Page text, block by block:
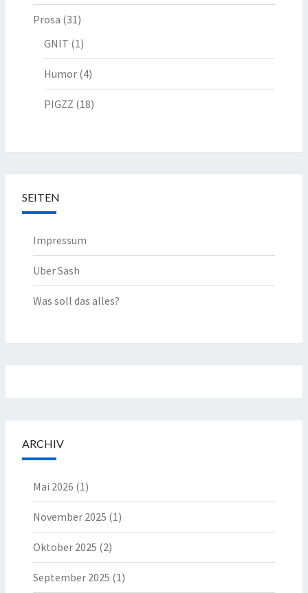
Prosa (31)
GNIT (1)
Humor (4)
PIGZZ (18)
SEITEN
Impressum
Über Sash
Was soll das alles?
ARCHIV
Mai 2026 (1)
November 2025 (1)
Oktober 2025 (2)
September 2025 (1)